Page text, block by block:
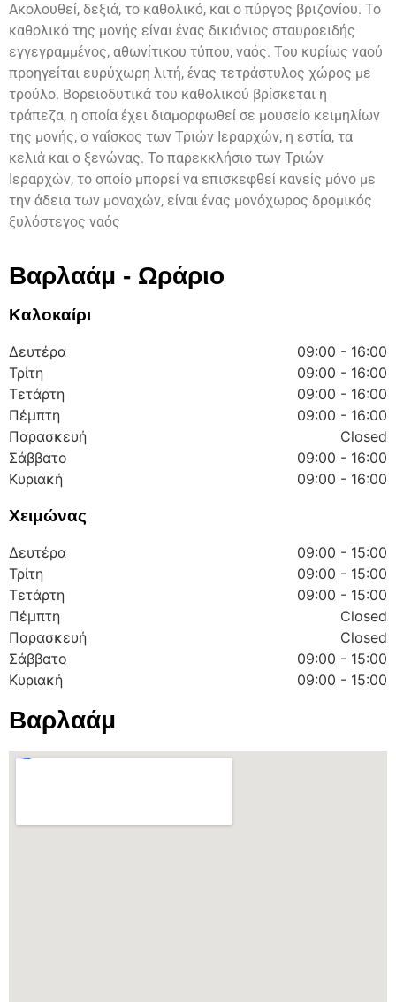
Ακολουθεί, δεξιά, το καθολικό, και ο πύργος βριζονίου. Το
καθολικό της μονής είναι ένας δικιόνιος σταυροειδής
εγγεγραμμένος, αθωνίτικου τύπου, ναός. Του κυρίως ναού
προηγείται ευρύχωρη λιτή, ένας τετράστυλος χώρος με
τρούλο. Βορειοδυτικά του καθολικού βρίσκεται η
τράπεζα, η οποία έχει διαμορφωθεί σε μουσείο κειμηλίων
της μονής, ο ναΐσκος των Τριών Ιεραρχών, η εστία, τα
κελιά και ο ξενώνας. Το παρεκκλήσιο των Τριών
Ιεραρχών, το οποίο μπορεί να επισκεφθεί κανείς μόνο με
την άδεια των μοναχών, είναι ένας μονόχωρος δρομικός
ξυλόστεγος ναός
Βαρλαάμ - Ωράριο
Καλοκαίρι
Δευτέρα
09:00 - 16:00
Τρίτη
09:00 - 16:00
Τετάρτη
09:00 - 16:00
Πέμπτη
09:00 - 16:00
Παρασκευή
Closed
Σάββατο
09:00 - 16:00
Κυριακή
09:00 - 16:00
Χειμώνας
Δευτέρα
09:00 - 15:00
Τρίτη
09:00 - 15:00
Τετάρτη
09:00 - 15:00
Πέμπτη
Closed
Παρασκευή
Closed
Σάββατο
09:00 - 15:00
Κυριακή
09:00 - 15:00
Βαρλαάμ